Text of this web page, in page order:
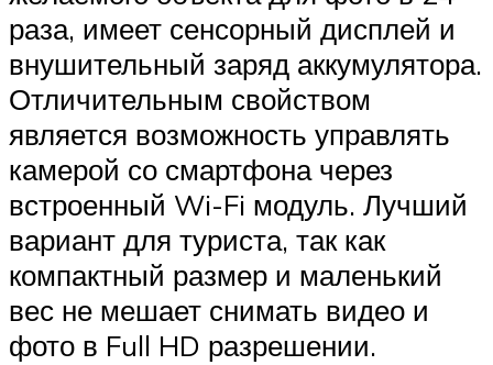
раза, имеет сенсорный дисплей и
внушительный заряд аккумулятора.
Отличительным свойством
является возможность управлять
камерой со смартфона через
встроенный Wi-Fi модуль. Лучший
вариант для туриста, так как
компактный размер и маленький
вес не мешает снимать видео и
фото в Full HD разрешении.